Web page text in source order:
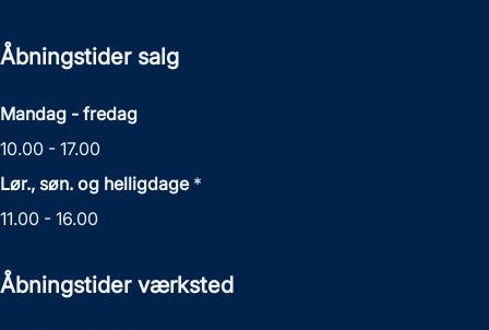
Åbningstider salg
Mandag - fredag
10.00 - 17.00
Lør., søn. og helligdage *
11.00 - 16.00
Åbningstider værksted